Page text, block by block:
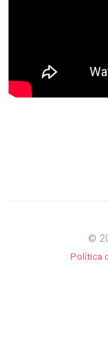
©
Política